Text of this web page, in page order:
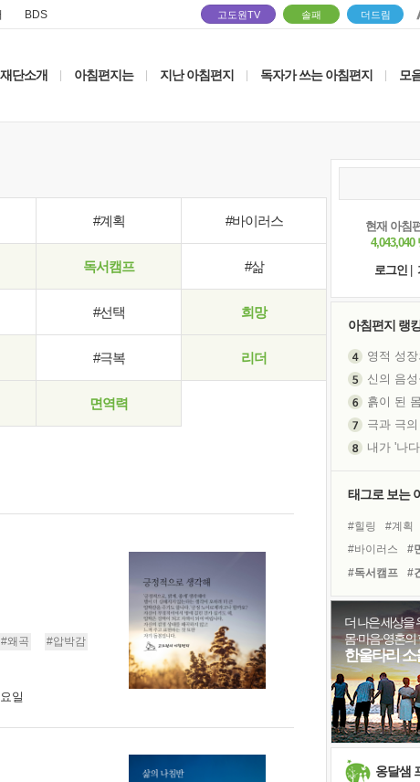
BDS 고도원TV 솔패 더드림
재단소개 아침편지는 지난 아침편지 독자가 쓰는 아침편지 모
#계획 #바이러스
독서캠프 #삶
#선택 희망
#극복 리더
면역력
#왜곡
#압박감
일
현재 아침
4,043,040
로그인
아침편지 랭
영적 성
신의 음
극과 극
처음 손을
슬럼프
보고 싶
못된 꼰
너무 황
희망이란
'모른다'
태그로 보는
#힐링 #계획
#바이러스
#
#독서캠프
#
#링컨학교
#
#명상
#리더
#독서
#친구
#아이들
#다
#비전캠프
#
#삶
더 나은 세상을
몸·마음·영혼
한울타리 소
옹달샘